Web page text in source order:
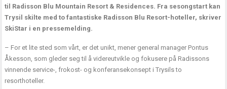
til Radisson Blu Mountain Resort & Residences. Fra sesongstart kan
Trysil skilte med to fantastiske Radisson Blu Resort-hoteller, skriver
SkiStar i en pressemelding.
– For et lite sted som vårt, er det unikt, mener general manager Pontus
Åkesson, som gleder seg til å videreutvikle og fokusere på Radissons
vinnende service-, frokost- og konferansekonsept i Trysils to
resorthoteller.